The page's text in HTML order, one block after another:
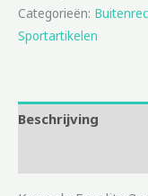
Categorieën:
Sportartikelen
Beschrijving